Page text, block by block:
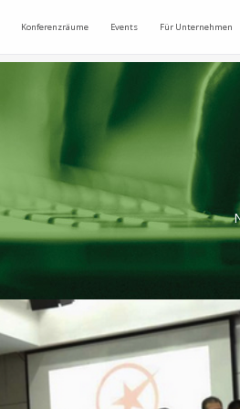
Konferenzräume Events Für Unternehmen